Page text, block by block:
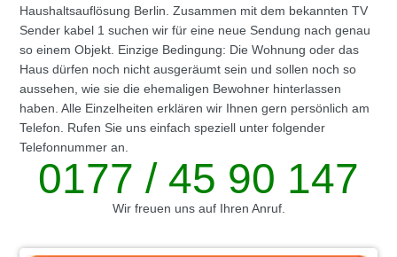
Haushaltsauflösung Berlin. Zusammen mit dem bekannten TV
Sender kabel 1 suchen wir für eine neue Sendung nach genau
so einem Objekt. Einzige Bedingung: Die Wohnung oder das
Haus dürfen noch nicht ausgeräumt sein und sollen noch so
aussehen, wie sie die ehemaligen Bewohner hinterlassen
haben. Alle Einzelheiten erklären wir Ihnen gern persönlich am
Telefon. Rufen Sie uns einfach speziell unter folgender
Telefonnummer an.
0177 / 45 90 147
Wir freuen uns auf Ihren Anruf.